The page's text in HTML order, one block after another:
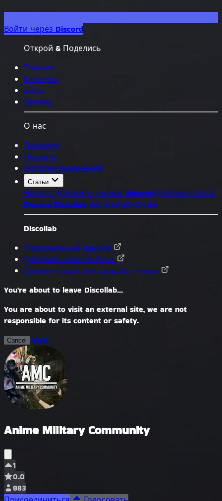
Войти через Discord
Открой & Поделись
Главная
Серверы
Боты
Панель
О нас
Премиум
Правила
История изменений
Статьи
Начать Добавить сервер Discord Добавить бота
Discord Discollab как альтернатива
Discollab
Официальный Discord
Добавить нашего бота
Документация для разработчиков
You're about to leave Discollab...
You are about to visit an external site, we are not
responsible for its content or safety.
Cancel Visit
Anime Military Community
1
0.0
883